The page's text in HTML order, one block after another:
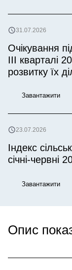
31.07.2026
Очікування
ІІІ кварталі
розвитку їх
Завантажити
23.07.2026
Індекс
січні-червні
Завантажити
Опис